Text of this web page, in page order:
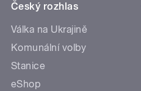
Český rozhlas
Válka na Ukrajině
Komunální volby
Stanice
eShop